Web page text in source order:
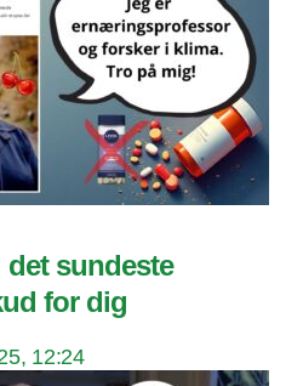
sundeste
for dig
12:24